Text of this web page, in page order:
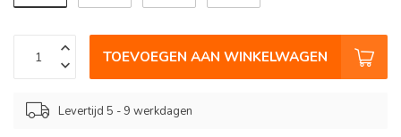
TOEVOEGEN AAN WINKELWAGEN
Levertijd 5 - 9 werkdagen